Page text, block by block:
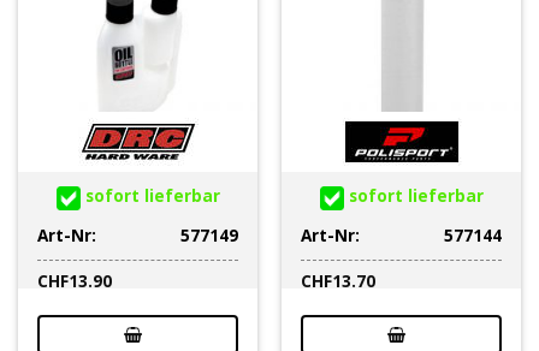
sofort lieferbar
Art-Nr:
577149
CHF13.90
sofort lieferbar
Art-Nr:
577144
CHF13.70